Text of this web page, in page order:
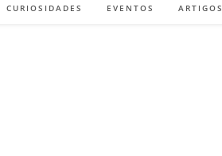
CURIOSIDADES EVENTOS ARTIGOS